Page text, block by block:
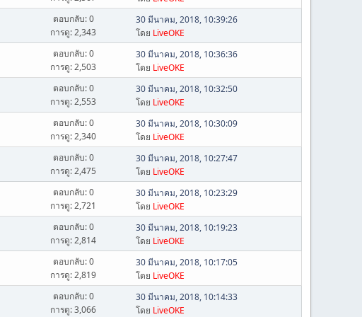
ตอบกลับ: 0
การดู: 2,343
30 มีนาคม, 2018, 10:39:26
โดย LiveOKE
ตอบกลับ: 0
การดู: 2,503
30 มีนาคม, 2018, 10:36:36
โดย LiveOKE
ตอบกลับ: 0
การดู: 2,553
30 มีนาคม, 2018, 10:32:50
โดย LiveOKE
ตอบกลับ: 0
การดู: 2,340
30 มีนาคม, 2018, 10:30:09
โดย LiveOKE
ตอบกลับ: 0
การดู: 2,475
30 มีนาคม, 2018, 10:27:47
โดย LiveOKE
ตอบกลับ: 0
การดู: 2,721
30 มีนาคม, 2018, 10:23:29
โดย LiveOKE
ตอบกลับ: 0
การดู: 2,814
30 มีนาคม, 2018, 10:19:23
โดย LiveOKE
ตอบกลับ: 0
การดู: 2,819
30 มีนาคม, 2018, 10:17:05
โดย LiveOKE
ตอบกลับ: 0
การดู: 3,066
30 มีนาคม, 2018, 10:14:33
โดย LiveOKE